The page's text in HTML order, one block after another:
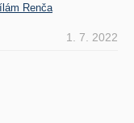
Renča
1. 7. 2022